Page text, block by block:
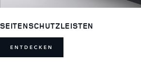
SEITENSCHUTZLEISTEN
ENTDECKEN